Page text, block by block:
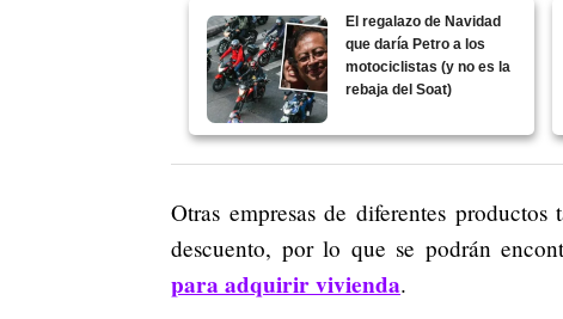
El regalazo de Navidad
que daría Petro a los
motociclistas (y no es la
rebaja del Soat)
Otras empresas de diferentes
descuento, por lo que se podrán
para adquirir vivienda.